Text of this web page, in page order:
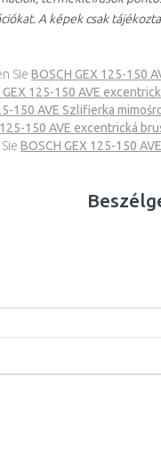
A képek csak
Sie BOSCH GEX 125-150
GEX 125-150 AVE
150 AVE Szlifierka
125-150 AVE excentrická
BOSCH GEX 125-150